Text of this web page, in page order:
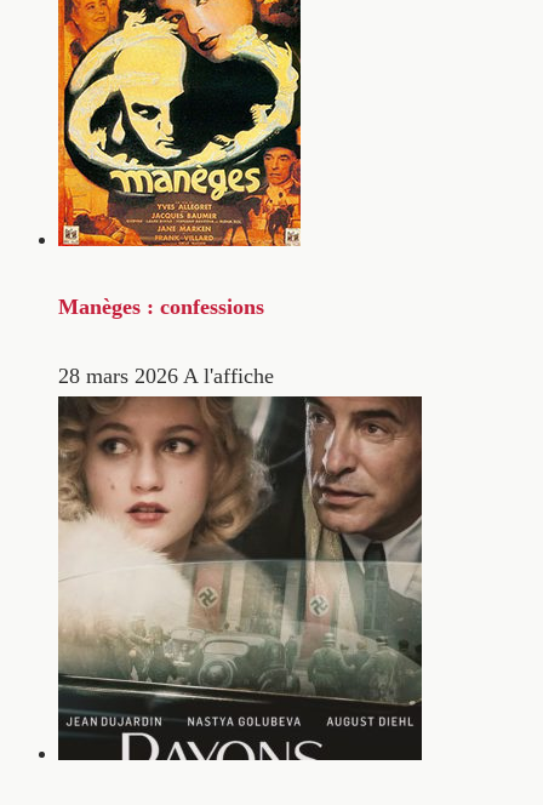
Manèges : confessions
28 mars 2026 A l'affiche